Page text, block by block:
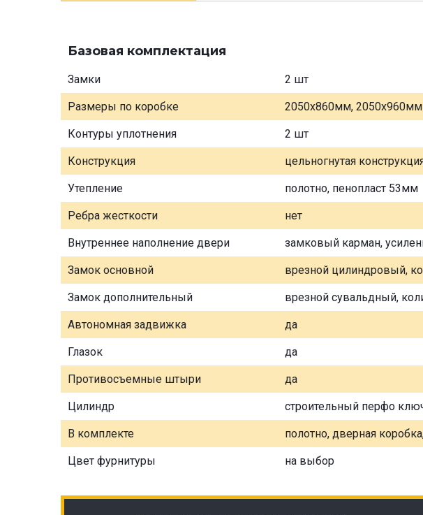
Базовая комплектация
Замки 2 шт
Размеры по коробке 2050х860мм, 2050х960мм
Контуры уплотнения 2 шт
Конструкция цельногнутая
Утепление полотно, пенопласт 53мм
Ребра жесткости нет
Внутреннее наполнение двери замковый карман,
Замок основной врезной цилиндровый,
Замок дополнительный врезной сувальдный,
Автономная задвижка да
Глазок да
Противосъемные штыри да
Цилиндр строительный перфо
В комплекте полотно, дверная
Цвет фурнитуры на выбор